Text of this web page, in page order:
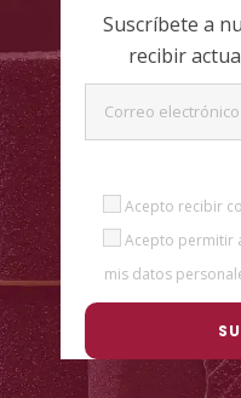
Suscríbete a
recibir
Acepto recibir
Acepto permitir
mis datos